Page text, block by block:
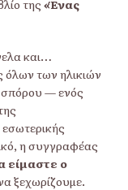
της «Ένας
και…
όλων των ηλικιών
σπόρου — ενός
η συγγραφέας
είμαστε ο
ξεχωρίζουμε.